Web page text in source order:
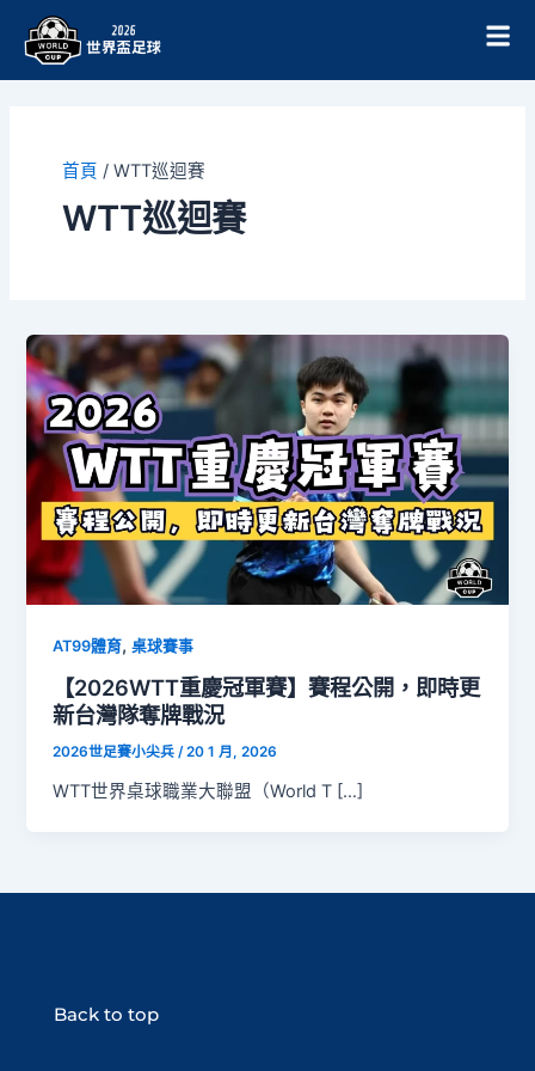
首頁 / WTT巡迴賽
WTT巡迴賽
AT99體育,桌球賽事
【2026WTT重慶冠軍賽】賽程公開，即時更
新台灣隊奪牌戰況
2026世足賽小尖兵/20 1 月, 2026
WTT世界桌球職業大聯盟（World T […]
Back to top